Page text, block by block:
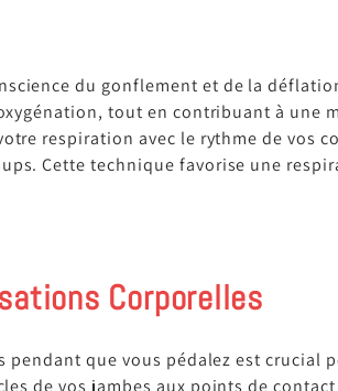
du gonflement et de la
tout en contribuant à une
respiration avec le rythme de vos
Cette technique favorise une
Corporelles
que vous pédalez est crucial